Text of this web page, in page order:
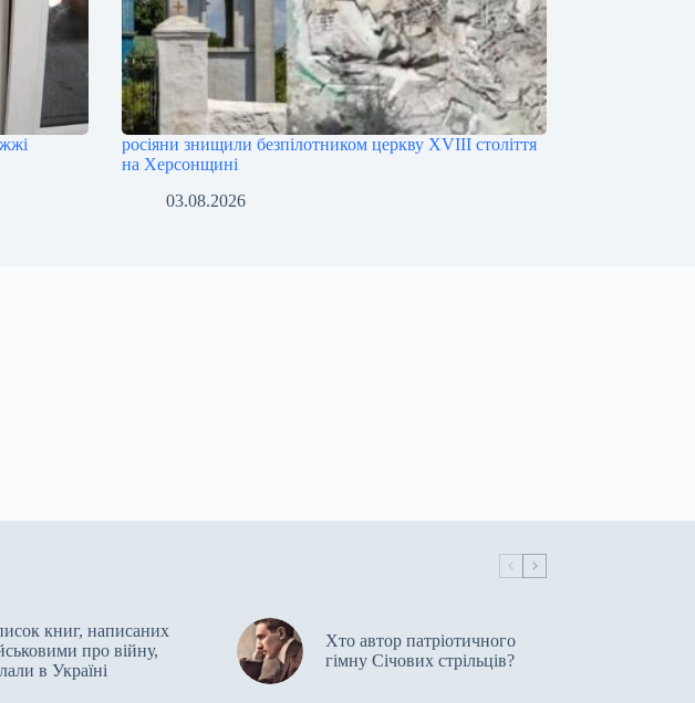
росіяни знищили безпілотником церкву XVIII століття
на Херсонщині
03.08.2026
книг, написаних
про війну,
в Україні
Хто автор патріотичного
гімну Січових стрільців?